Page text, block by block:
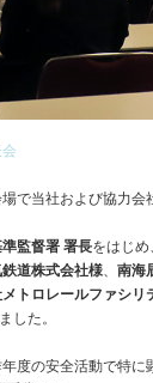
で当社および協力会
監督署 署長をはじめ
道株式会社様、 南海
トロレールファシリ
した。
度の安全活動で特に